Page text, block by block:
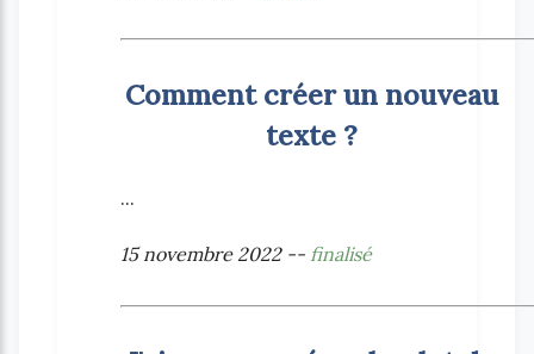
Comment créer un nouveau
texte ?
...
15 novembre 2022 -- finalisé